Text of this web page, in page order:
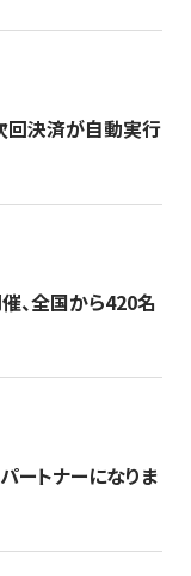
回決済が自動実行
、全国から420名
ートナーになりま